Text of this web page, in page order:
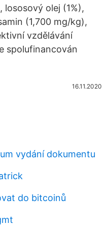
lososový olej (1%),
(1,700 mg/kg),
vzdělávání
spolufinancován
16.11.2020
vydání dokumentu
do bitcoinů